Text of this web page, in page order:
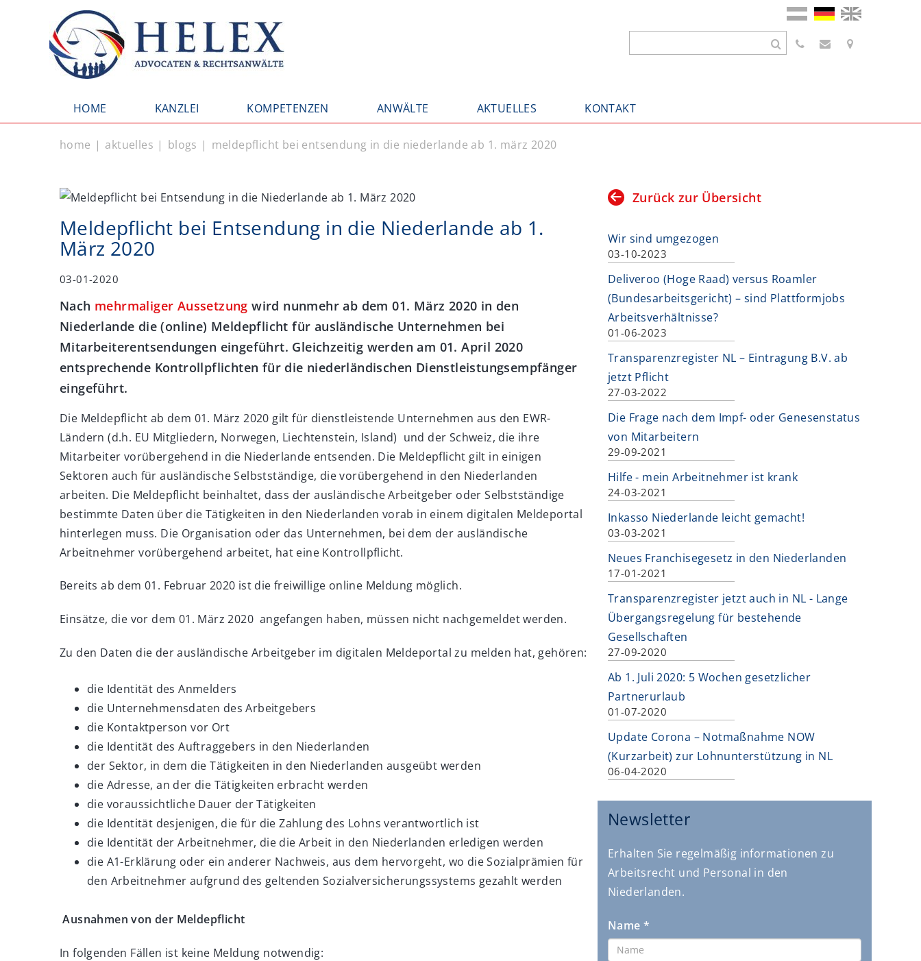
HOME KANZLEI KOMPETENZEN ANWÄLTE AKTUELLES KONTAKT
home aktuelles blogs meldepflicht bei entsendung in die niederlande ab 1. märz 2020
Meldepflicht bei Entsendung in die Niederlande ab 1.
März 2020
03-01-2020
Nach mehrmaliger Aussetzung wird nunmehr ab dem 01. März 2020 in den
Niederlande die (online) Meldepflicht für ausländische Unternehmen bei
Mitarbeiterentsendungen eingeführt. Gleichzeitig werden am 01. April 2020
entsprechende Kontrollpflichten für die niederländischen Dienstleistungsempfänger
eingeführt.
Die Meldepflicht ab dem 01. März 2020 gilt für dienstleistende Unternehmen aus den EWR-
Ländern (d.h. EU Mitgliedern, Norwegen, Liechtenstein, Island) und der Schweiz, die ihre
Mitarbeiter vorübergehend in die Niederlande entsenden. Die Meldepflicht gilt in einigen
Sektoren auch für ausländische Selbstständige, die vorübergehend in den Niederlanden
arbeiten. Die Meldepflicht beinhaltet, dass der ausländische Arbeitgeber oder Selbstständige
bestimmte Daten über die Tätigkeiten in den Niederlanden vorab in einem digitalen Meldeportal
hinterlegen muss. Die Organisation oder das Unternehmen, bei dem der ausländische
Arbeitnehmer vorübergehend arbeitet, hat eine Kontrollpflicht.
Bereits ab dem 01. Februar 2020 ist die freiwillige online Meldung möglich.
Einsätze, die vor dem 01. März 2020 angefangen haben, müssen nicht nachgemeldet werden.
Zu den Daten die der ausländische Arbeitgeber im digitalen Meldeportal zu melden hat, gehören:
die Identität des Anmelders
die Unternehmensdaten des Arbeitgebers
die Kontaktperson vor Ort
die Identität des Auftraggebers in den Niederlanden
der Sektor, in dem die Tätigkeiten in den Niederlanden ausgeübt werden
die Adresse, an der die Tätigkeiten erbracht werden
die voraussichtliche Dauer der Tätigkeiten
die Identität desjenigen, die für die Zahlung des Lohns verantwortlich ist
die Identität der Arbeitnehmer, die die Arbeit in den Niederlanden erledigen werden
die A1-Erklärung oder ein anderer Nachweis, aus dem hervorgeht, wo die Sozialprämien für
den Arbeitnehmer aufgrund des geltenden Sozialversicherungssystems gezahlt werden
Ausnahmen von der Meldepflicht
In folgenden Fällen ist keine Meldung notwendig:
Zurück zur Übersicht
Wir sind umgezogen
03-10-2023
Deliveroo (Hoge Raad) versus Roamler
(Bundesarbeitsgericht) – sind Plattformjobs
Arbeitsverhältnisse?
01-06-2023
Transparenzregister NL – Eintragung B.V. ab
jetzt Pflicht
27-03-2022
Die Frage nach dem Impf- oder Genesenstatus
von Mitarbeitern
29-09-2021
Hilfe - mein Arbeitnehmer ist krank
24-03-2021
Inkasso Niederlande leicht gemacht!
03-03-2021
Neues Franchisegesetz in den Niederlanden
17-01-2021
Transparenzregister jetzt auch in NL - Lange
Übergangsregelung für bestehende
Gesellschaften
27-09-2020
Ab 1. Juli 2020: 5 Wochen gesetzlicher
Partnerurlaub
01-07-2020
Update Corona – Notmaßnahme NOW
(Kurzarbeit) zur Lohnunterstützung in NL
06-04-2020
Newsletter
Erhalten Sie regelmäßig informationen zu
Arbeitsrecht und Personal in den
Niederlanden.
Name *